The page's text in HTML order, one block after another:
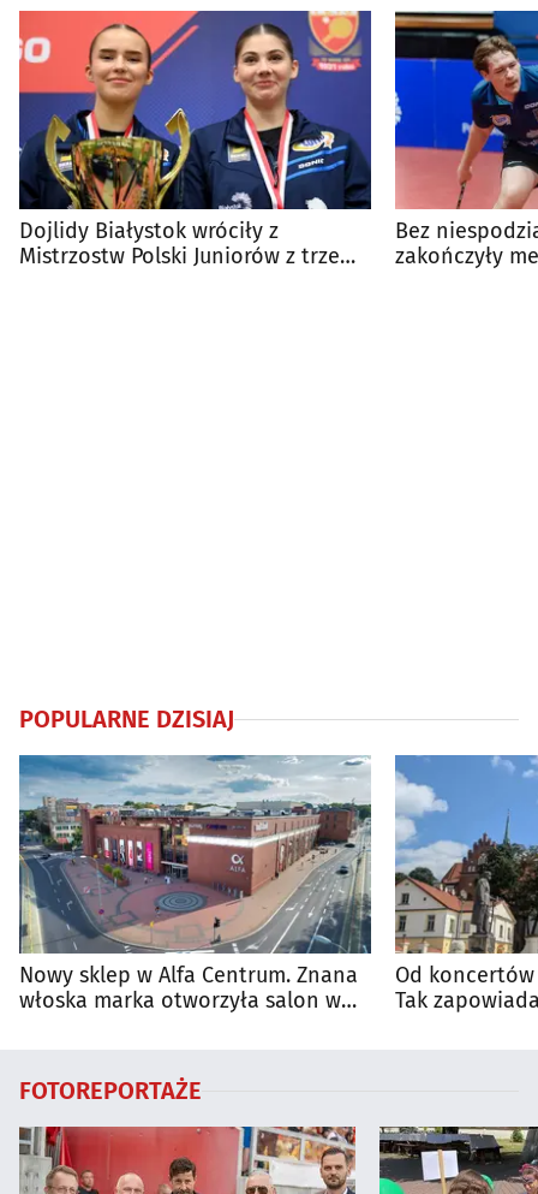
Dojlidy Białystok wróciły z
Mistrzostw Polski Juniorów z trzema
Bez
zakończyły
POPULARNE DZISIAJ
Nowy sklep w Alfa Centrum. Znana
włoska marka otworzyła salon w
Od
Tak
FOTOREPORTAŻE